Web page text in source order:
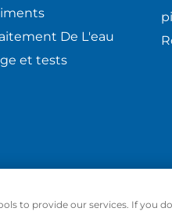
De L'eau
et tests
to provide our services. If you